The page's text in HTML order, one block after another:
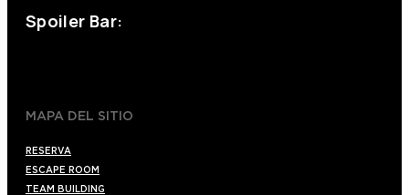
Spoiler Bar:
MAPA DEL SITIO
RESERVA
ESCAPE ROOM
TEAM BUILDING